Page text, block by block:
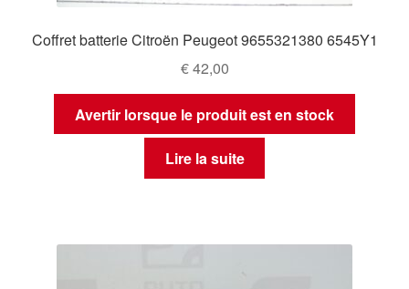
Coffret batterie Citroën Peugeot 9655321380 6545Y1
€42,00
Avertir lorsque le produit est en stock
Lire la suite